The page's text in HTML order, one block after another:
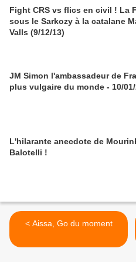
Fight CRS vs flics en civil ! La
sous le Sarkozy à la catalane
Valls (9/12/13)
JM Simon l'ambassadeur de
plus vulgaire du monde - 10/
L'hilarante anecdote de
Balotelli !
< Aissa, Go du moment